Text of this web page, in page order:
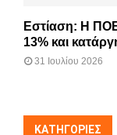
Εστίαση: Η
13% και
31 Ιουλίου 2026
KΑΤΗΓΟΡΊΕΣ